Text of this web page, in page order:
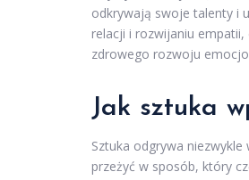
odkrywają swoje talenty i
relacji i rozwijaniu
zdrowego rozwoju
Jak sztuka
Sztuka odgrywa niezwykle
przeżyć w sposób, który